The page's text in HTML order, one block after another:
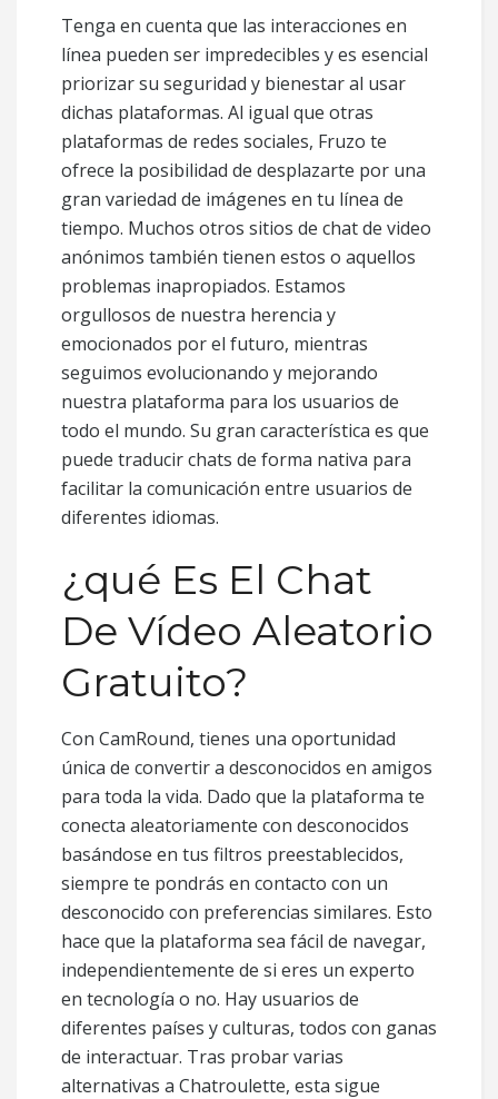
Tenga en cuenta que las interacciones en
línea pueden ser impredecibles y es esencial
priorizar su seguridad y bienestar al usar
dichas plataformas. Al igual que otras
plataformas de redes sociales, Fruzo te
ofrece la posibilidad de desplazarte por una
gran variedad de imágenes en tu línea de
tiempo. Muchos otros sitios de chat de video
anónimos también tienen estos o aquellos
problemas inapropiados. Estamos
orgullosos de nuestra herencia y
emocionados por el futuro, mientras
seguimos evolucionando y mejorando
nuestra plataforma para los usuarios de
todo el mundo. Su gran característica es que
puede traducir chats de forma nativa para
facilitar la comunicación entre usuarios de
diferentes idiomas.
¿qué Es El Chat
De Vídeo Aleatorio
Gratuito?
Con CamRound, tienes una oportunidad
única de convertir a desconocidos en amigos
para toda la vida. Dado que la plataforma te
conecta aleatoriamente con desconocidos
basándose en tus filtros preestablecidos,
siempre te pondrás en contacto con un
desconocido con preferencias similares. Esto
hace que la plataforma sea fácil de navegar,
independientemente de si eres un experto
en tecnología o no. Hay usuarios de
diferentes países y culturas, todos con ganas
de interactuar. Tras probar varias
alternativas a Chatroulette, esta sigue